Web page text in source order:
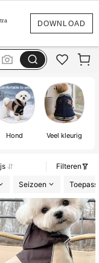
DOWNLOAD
Hond Veel kleurig
Filteren
Seizoen